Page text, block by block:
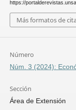
https://
Más formatos de
Número
Núm. 3 (2024):
Sección
Área de Extensión